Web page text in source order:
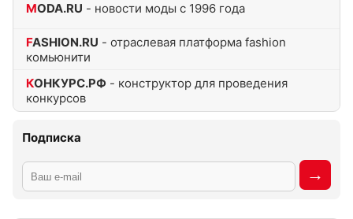
MODA.RU - новости моды с 1996 года
FASHION.RU - отраслевая платформа fashion
комьюнити
КОНКУРС.РФ - конструктор для проведения
конкурсов
Подписка